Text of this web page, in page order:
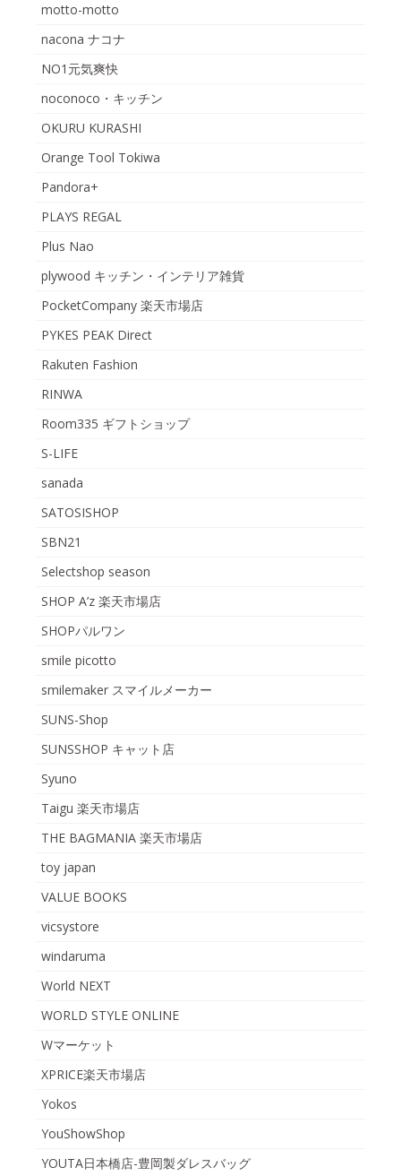
motto-motto
nacona ナコナ
NO1元気爽快
noconoco・キッチン
OKURU KURASHI
Orange Tool Tokiwa
Pandora+
PLAYS REGAL
Plus Nao
plywood キッチン・インテリア雑貨
PocketCompany 楽天市場店
PYKES PEAK Direct
Rakuten Fashion
RINWA
Room335 ギフトショップ
S-LIFE
sanada
SATOSISHOP
SBN21
Selectshop season
SHOP A’z 楽天市場店
SHOPパルワン
smile picotto
smilemaker スマイルメーカー
SUNS-Shop
SUNSSHOP キャット店
Syuno
Taigu 楽天市場店
THE BAGMANIA 楽天市場店
toy japan
VALUE BOOKS
vicsystore
windaruma
World NEXT
WORLD STYLE ONLINE
Wマーケット
XPRICE楽天市場店
Yokos
YouShowShop
YOUTA日本橋店-豊岡製ダレスバッグ